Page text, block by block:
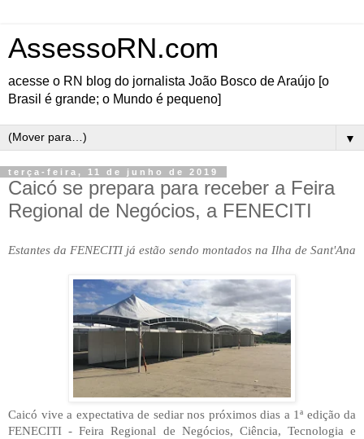
AssessoRN.com
acesse o RN blog do jornalista João Bosco de Araújo [o
Brasil é grande; o Mundo é pequeno]
▼
terça-feira, 11 de junho de 2019
Caicó se prepara para receber a Feira
Regional de Negócios, a FENECITI
Estantes da FENECITI já estão sendo montados na Ilha de Sant'Ana
Caicó vive a expectativa de sediar nos próximos dias a 1ª edição da
FENECITI - Feira Regional de Negócios, Ciência, Tecnologia e